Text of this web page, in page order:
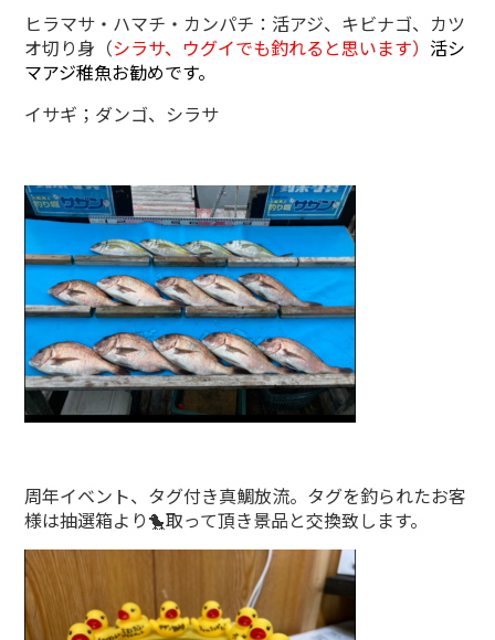
ヒラマサ・ハマチ・カンパチ：活アジ、キビナゴ、カツ
オ切り身（シラサ、ウグイでも釣れると思います） 活シ
マアジ稚魚お勧めです。
イサギ；ダンゴ、シラサ
周年イベント、タグ付き真鯛放流。タグを釣られたお客
様は抽選箱より🐤取って頂き景品と交換致します。